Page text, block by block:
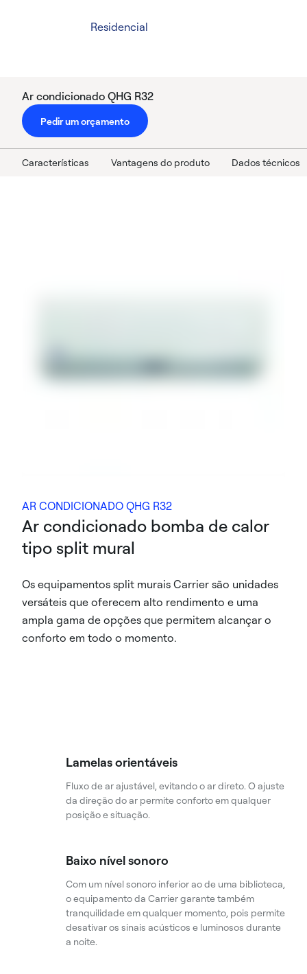
Residencial
Ar condicionado QHG R32
Pedir um orçamento
Características Vantagens do produto Dados técnicos
AR CONDICIONADO QHG R32
Ar condicionado bomba de calor
tipo split mural
Os equipamentos split murais Carrier são unidades
versáteis que oferecem alto rendimento e uma
ampla gama de opções que permitem alcançar o
conforto em todo o momento.
Lamelas orientáveis
Fluxo de ar ajustável, evitando o ar direto. O ajuste
da direção do ar permite conforto em qualquer
posição e situação.
Baixo nível sonoro
Com um nível sonoro inferior ao de uma biblioteca,
o equipamento da Carrier garante também
tranquilidade em qualquer momento, pois permite
desativar os sinais acústicos e luminosos durante
a noite.